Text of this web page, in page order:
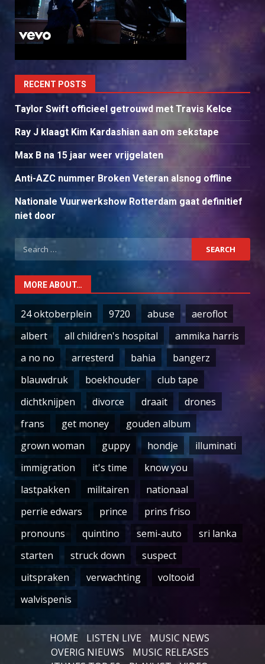
RECENT POSTS
Taylor Swift officieel getrouwd met Travis Kelce
Ray J klaagt Kim Kardashian aan om sekstape
Max B na 15 jaar weer vrijgelaten
Anti-AZC nummer Broken Veteran alsnog offline
Nationale Vuurwerkshow Rotterdam gaat definitief
niet door
Search
for:
MORE ABOUT…
24 oktoberplein 9720 abuse
aeroflot
albert
all children's hospital
ammika harris
a no no
arresterd bahia
bangerz
blauwdruk
boekhouder
club tape
dichtknijpen
divorce draait
drones
frans
get money
gouden album
grown woman
guppy hondje
illuminati
immigration
it's time
know you
lastpakken
militairen
nationaal
perrie edwars
prince
prins friso
pronouns
quintino semi-auto
sri lanka
starten
struck down
suspect
uitspraken
verwachting
voltooid
walvispenis
HOME LISTEN LIVE
MUSIC NEWS
OVERIG NIEUWS
MUSIC RELEASES